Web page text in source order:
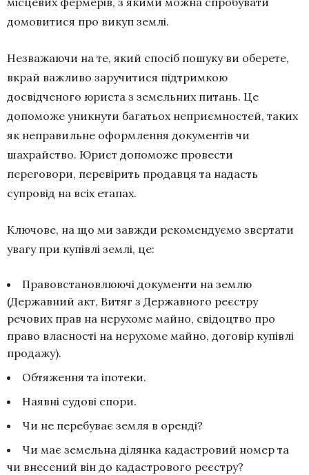
домовитися про викуп землі.
Незважаючи на те, який спосіб пошуку ви оберете,
вкрай важливо заручитися підтримкою
досвідченого юриста з земельних питань. Це
допоможе уникнути багатьох неприємностей, таких
як неправильне оформлення документів чи
шахрайство. Юрист допоможе провести
переговори, перевірить продавця та надасть
супровід на всіх етапах.
Ключове, на що ми завжди рекомендуємо звертати
увагу при купівлі землі, це:
Правовстановлюючі документи на землю
(Державний акт, Витяг з Державного реєстру
речових прав на нерухоме майно, свідоцтво про
право власності на нерухоме майно, договір купівлі
продажу).
Обтяження та іпотеки.
Наявні судові спори.
Чи не перебуває земля в оренді?
Чи має земельна ділянка кадастровий номер та
чи внесений він до кадастрового реєстру?